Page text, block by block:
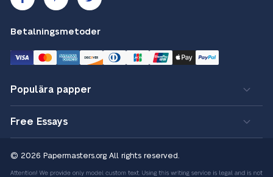
Betalningsmetoder
Populära papper
Free Essays
© 2026 Papermasters.org All rights reserved.